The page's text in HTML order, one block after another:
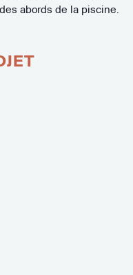
abords de la piscine.